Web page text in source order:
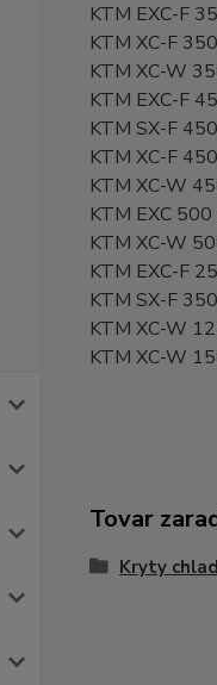
KTM EXC-F
KTM XC-F
KTM XC-W
KTM EXC-F
KTM SX-F
KTM XC-F
KTM XC-W
KTM EXC
KTM XC-W
KTM EXC-F
KTM SX-F
KTM XC-W
KTM XC-W
Tovar
Kryty